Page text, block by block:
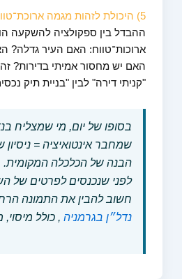
5) היכולת לזהות מגמה ארוכת־טווח
ההבדל בין ספקולציה להשקעה
ארוכות־טווח: האם העיר גדלה?
האם יש מחסור אמיתי בדירות?
"קניתי דירה" לבין "בניית תיק נכסים
בסופו של יום, מי שמצליח
שמחבר אינטואיציה =
הבנה של הכלכלה המקומית.
לפני שנכנסים לפרטים של
חשוב להבין את התמונה
נדל״ן בגרמניה , כולל מיסוי,